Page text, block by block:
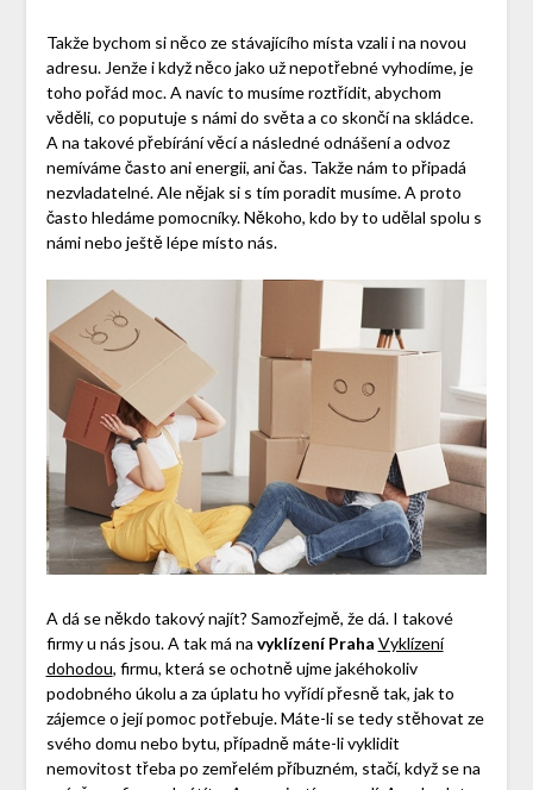
Takže bychom si něco ze stávajícího místa vzali i na novou
adresu. Jenže i když něco jako už nepotřebné vyhodíme, je
toho pořád moc. A navíc to musíme roztřídit, abychom
věděli, co poputuje s námi do světa a co skončí na skládce.
A na takové přebírání věcí a následné odnášení a odvoz
nemíváme často ani energii, ani čas. Takže nám to připadá
nezvladatelné. Ale nějak si s tím poradit musíme. A proto
často hledáme pomocníky. Někoho, kdo by to udělal spolu s
námi nebo ještě lépe místo nás.
A dá se někdo takový najít? Samozřejmě, že dá. I takové
firmy u nás jsou. A tak má na vyklízení Praha Vyklízení
dohodou, firmu, která se ochotně ujme jakéhokoliv
podobného úkolu a za úplatu ho vyřídí přesně tak, jak to
zájemce o její pomoc potřebuje.Máte-li se tedy stěhovat ze
svého domu nebo bytu, případně máte-li vyklidit
nemovitost třeba po zemřelém příbuzném, stačí, když se na